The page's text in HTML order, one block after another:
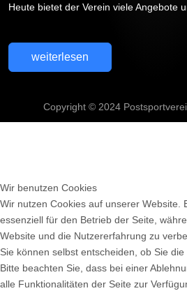
Heute bietet der Verein viele Angebote
weiterlesen
Copyright © 2024
Wir benutzen Cookies
Wir nutzen Cookies auf unserer Website.
essenziell für den Betrieb der Seite,
Website und die Nutzererfahrung zu
Sie können selbst entscheiden, ob Sie
Bitte beachten Sie, dass bei einer
alle Funktionalitäten der Seite zur